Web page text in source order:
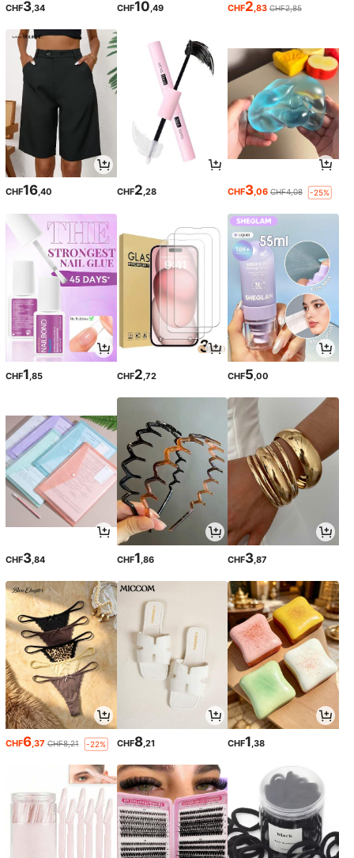
CHF3,34 CHF10,49 CHF2,83 CHF2,85
CHF16,40 CHF2,28 CHF3,06 CHF4,08 -25%
CHF1 ,85 CHF2 ,72 CHF5 ,00
CHF3,84 CHF1,86 CHF3,87
CHF6,37 CHF8,21 -22% CHF8,21 CHF1,38